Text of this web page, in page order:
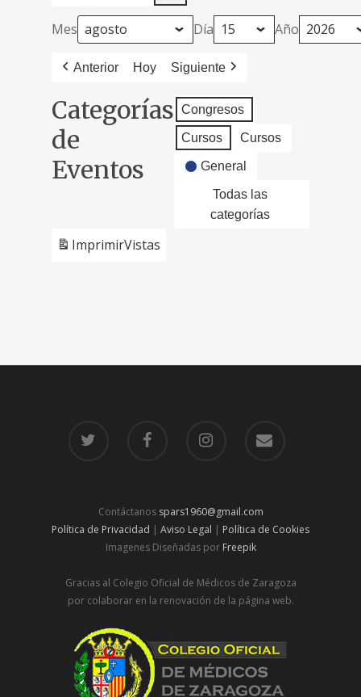
Mes Día Año
Anterior Hoy Siguiente
Categorías
de
Eventos
Congresos
Cursos Cursos
General
Todas las
categorías
ImprimirVistas
Contáctanos spars1960@gmail.com
Política de Privacidad | Aviso Legal | Política de Cookies
Imagenes Diseñadas por Freepik
Gracias al Colegio Oficial de Médicos de Zaragoza
por colaborar en la renovación de la página web.